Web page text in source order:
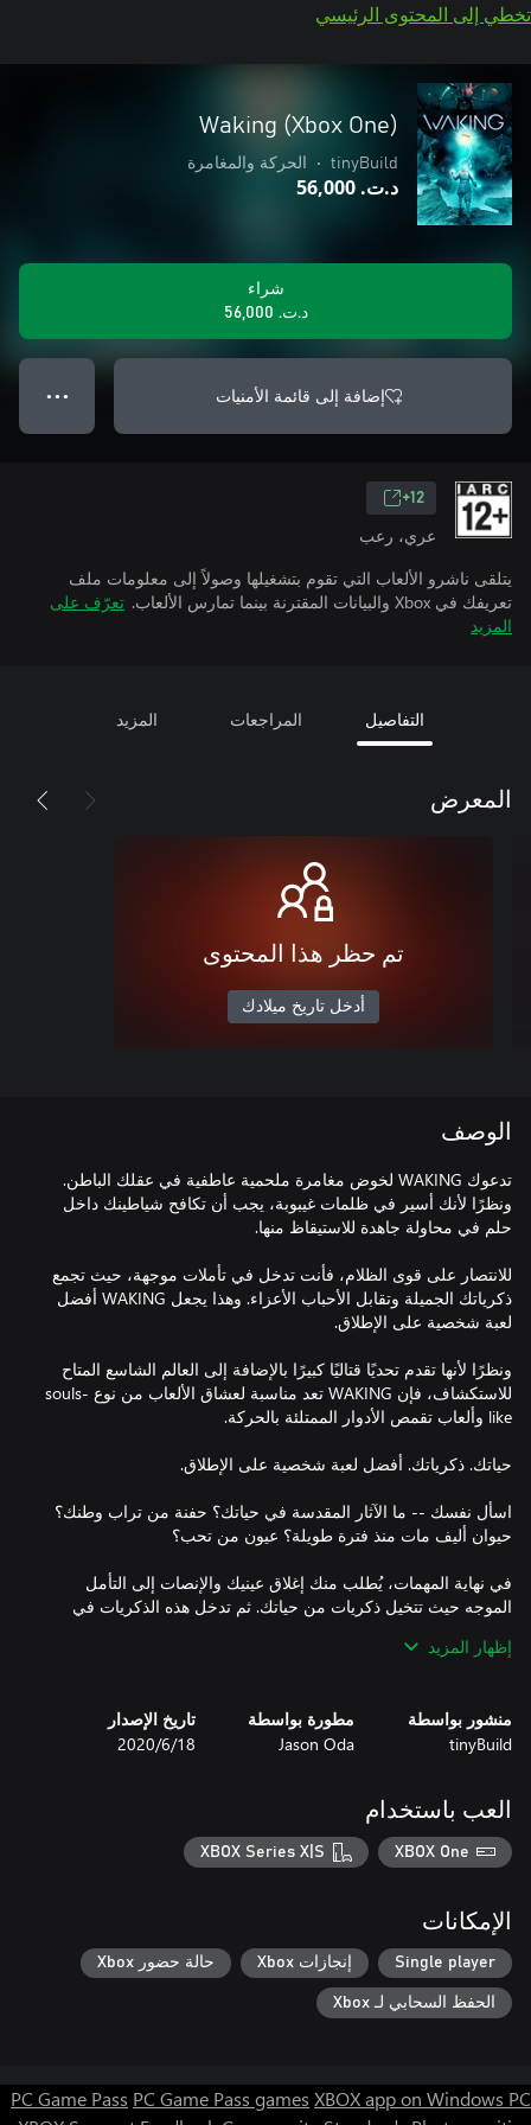
تخطي إلى المحتوى الرئيسي
Waking (Xbox One)
tinyBuild
• الحركة والمغامرة
د.ت.‏ 56,000
شراء
د.ت.‏ 56,000
إضافة إلى قائمة الأمنيات ● ● ●
12+
عري، رعب
يتلقى ناشرو الألعاب التي تقوم بتشغيلها وصولاً إلى معلومات ملف
تعريفك في Xbox والبيانات المقترنة بينما تمارس الألعاب.
تعرّف على
المزيد
التفاصيل المراجعات المزيد
المعرض
تم حظر هذا المحتوى
أدخل تاريخ ميلادك
الوصف
تدعوك WAKING لخوض مغامرة ملحمية عاطفية في عقلك الباطن.
ونظرًا لأنك أسير في ظلمات غيبوبة، يجب أن تكافح شياطينك داخل
للانتصار على قوى الظلام، فأنت تدخل في تأملات موجهة، حيث تجمع
ذكرياتك الجميلة وتقابل الأحباب الأعزاء. وهذا يجعل WAKING أفضل
ونظرًا لأنها تقدم تحديًا قتاليًا كبيرًا بالإضافة إلى العالم الشاسع المتاح
للاستكشاف، فإن WAKING تعد مناسبة لعشاق الألعاب من نوع souls-
اسأل نفسك -- ما الآثار المقدسة في حياتك؟ حفنة من تراب وطنك؟
في نهاية المهمات، يُطلب منك إغلاق عينيك والإنصات إلى التأمل
الموجه حيث تتخيل ذكريات من حياتك. ثم تدخل هذه الذكريات في
الطفولة. وبجانبك الأحباب، الذين يمكنك استدعاؤهم لإرشادك عبر
لكي تصحو من الغيبوبة، يجب عليك إعادة ربط نقاط الاشتباك العصبي
المستوى العالي (ولكن مع قابلية الضبط) من الصعوبة والتحدي. ولكن،
تجعلها العديد من الاختلافات الرئيسية في اللعبة والأنظمة القتالية تقع
إظهار المزيد
منشور بواسطة
tinyBuild
مطورة بواسطة
Jason Oda
تاريخ الإصدار
18‏/6‏/2020
العب باستخدام
XBOX One
XBOX Series X|S
الإمكانات
Single player إنجازات Xbox حالة حضور Xbox
الحفظ السحابي لـ Xbox
PC Game Pass PC Game Pass games XBOX app on Windows PC